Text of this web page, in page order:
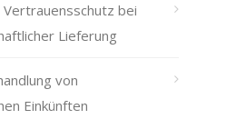
bei
Lieferung
von
Einkünften